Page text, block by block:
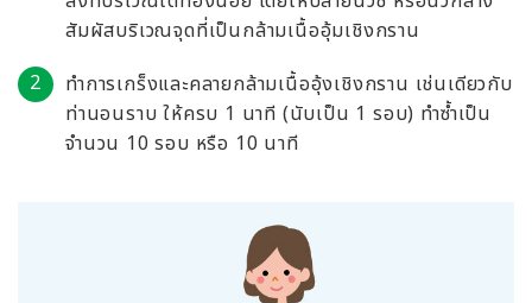
สัมผัสบริเวณจุดที่เป็นกล้ามเนื้ออุ้มเชิงกราน
ทำการเกร็งและคลายกล้ามเนื้ออุ้งเชิงกราน เช่นเดียวกับ
ท่านอนราบ ให้ครบ 1 นาที (นับเป็น 1 รอบ) ทำซ้ำเป็น
จำนวน 10 รอบ หรือ 10 นาที